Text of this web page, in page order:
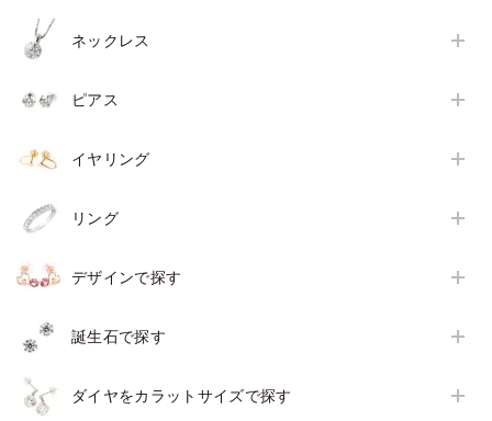
ネックレス
ピアス
イヤリング
リング
デザインで探す
誕生石で探す
ダイヤをカラットサイズで探す